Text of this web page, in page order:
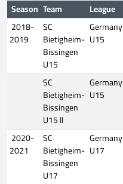
Season Team League
2018-
2019
SC
Bietigheim-
Bissingen
U15
Germany
U15
SC
Bietigheim-
Bissingen
U15 II
Germany
U15
2020-
2021
SC
Bietigheim-
Bissingen
U17
Germany
U17